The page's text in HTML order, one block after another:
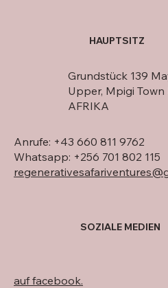
HAUPTSITZ
Grundstück 139
Upper, Mpigi Town
AFRIKA
Anrufe: +43 660 811 9762
Whatsapp: +256 701 802 115
SOZIALE MEDIEN
auf facebook.